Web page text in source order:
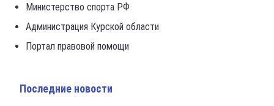
Министерство спорта РФ
Администрация Курской области
Портал правовой помощи
Последние новости